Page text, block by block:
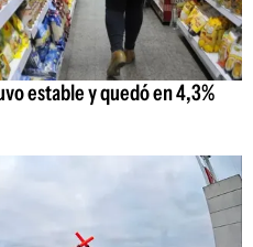
estable y quedó en 4,3%